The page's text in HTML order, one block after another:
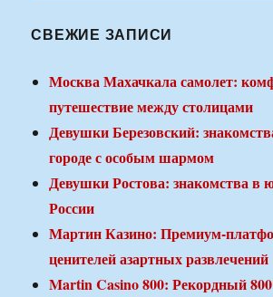
СВЕЖИЕ ЗАПИСИ
Москва Махачкала самолет:
путешествие между столицами
Девушки Березовский:
городе с особым шармом
Девушки Ростова: знакомства в
России
Мартин Казино: Премиум-
ценителей азартных развлечений
Martin Casino 800: Рекордный